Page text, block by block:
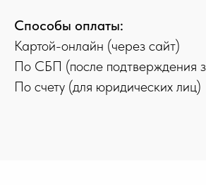
Способы оплаты:
Картой-онлайн (через сайт)
По СБП (после подтверждения
По счету (для юридических лиц)